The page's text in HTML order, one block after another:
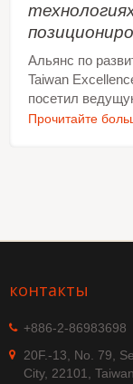
Альянс по
Taiwan
посетил
Прочитайте
контакты
+886-2-86983698
20F.-13, No. 79,
City, 22101, Taiwan